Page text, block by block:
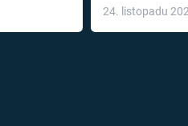
24. listopadu